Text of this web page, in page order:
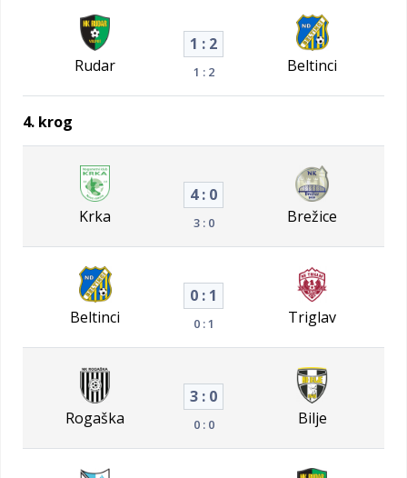
Rudar
1 : 2
1 : 2 Beltinci
4. krog
Krka
4 : 0
3 : 0 Brežice
Beltinci
0 : 1
0 : 1 Triglav
Rogaška
3 : 0
0 : 0 Bilje